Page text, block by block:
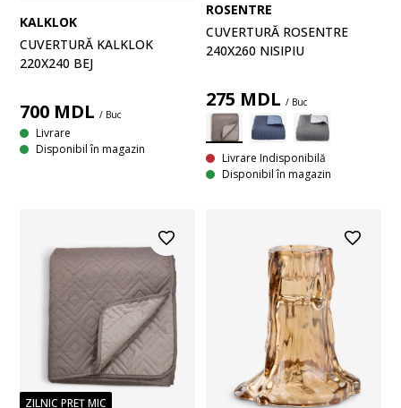
KALKLOK
CUVERTURĂ KALKLOK
220X240 BEJ
700 MDL / Buc
Livrare
Disponibil în magazin
ROSENTRE
CUVERTURĂ ROSENTRE
240X260 NISIPIU
275 MDL / Buc
Livrare Indisponibilă
Disponibil în magazin
ZILNIC PREȚ MIC